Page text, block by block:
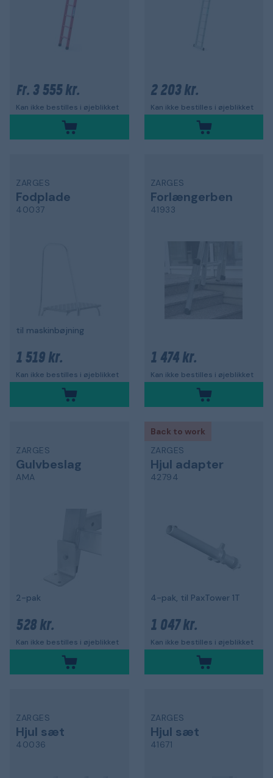
Fr. 3 555 kr.
Kan ikke bestilles i øjeblikket
2 203 kr.
Kan ikke bestilles i øjeblikket
ZARGES
Fodplade
40037
til maskinbøjning
1 519 kr.
Kan ikke bestilles i øjeblikket
ZARGES
Forlængerben
41933
1 474 kr.
Kan ikke bestilles i øjeblikket
ZARGES
Gulvbeslag
AMA
2-pak
528 kr.
Kan ikke bestilles i øjeblikket
Back to work
ZARGES
Hjul adapter
42794
4-pak, til PaxTower 1T
1 047 kr.
Kan ikke bestilles i øjeblikket
ZARGES
Hjul sæt
40036
ZARGES
Hjul sæt
41671